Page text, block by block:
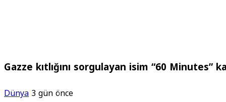
Gazze kıtlığını sorgulayan isim “60 Minutes”
Dünya3 gün önce